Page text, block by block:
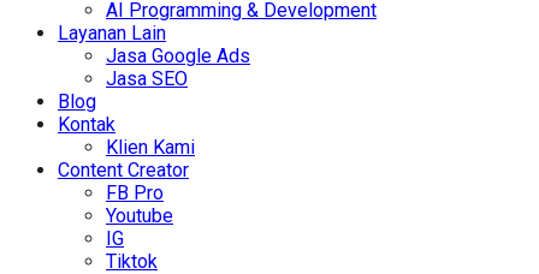
AI Programming & Development
Layanan Lain
Jasa Google Ads
Jasa SEO
Blog
Kontak
Klien Kami
Content Creator
FB Pro
Youtube
IG
Tiktok